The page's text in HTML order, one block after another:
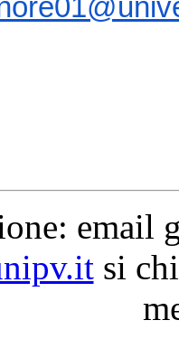
email
si